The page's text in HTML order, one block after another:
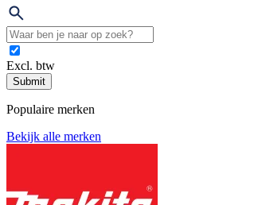
Excl. btw
Submit
Populaire merken
Bekijk alle merken